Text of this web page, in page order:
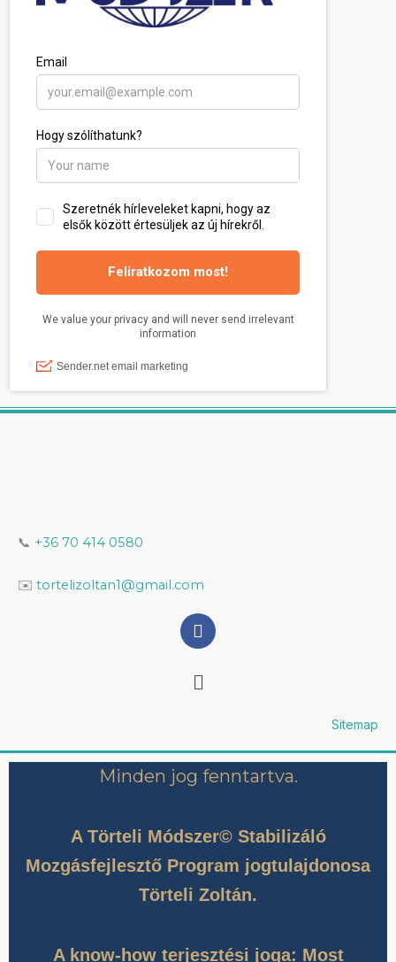
📞 +36 70 414 0580
✉️ tortelizoltan1@gmail.com
F
a
e
b
k
Menu
Sitemap
Minden jog fenntartva.
A Törteli Módszer© Stabilizáló
Mozgásfejlesztő Program jogtulajdonosa
Törteli Zoltán.
A know-how terjesztési joga: Most